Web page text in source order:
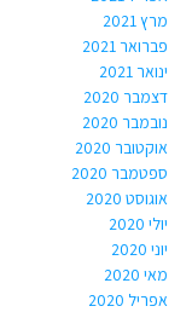
מרץ 2021
פברואר 2021
ינואר 2021
דצמבר 2020
נובמבר 2020
אוקטובר 2020
ספטמבר 2020
אוגוסט 2020
יולי 2020
יוני 2020
מאי 2020
אפריל 2020